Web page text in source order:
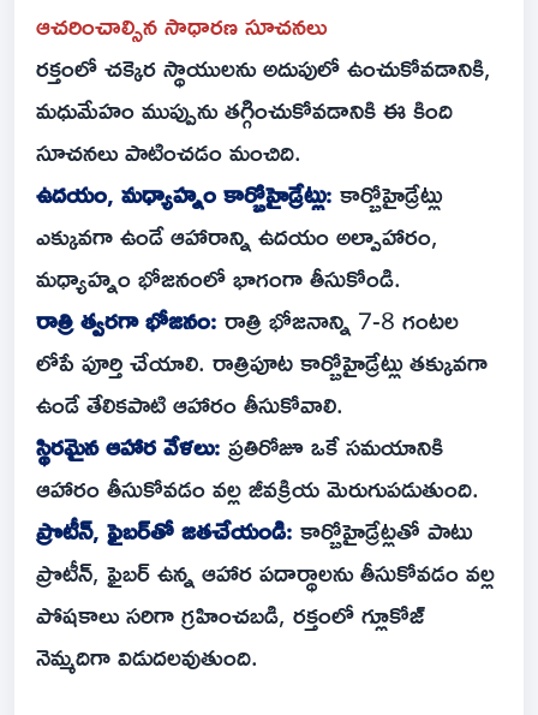
ఆచరించాల్సిన సాధారణ సూచనలు
రక్తంలో చక్కెర స్థాయులను అదుపులో ఉంచుకోవడానికి,
మధుమేహం ముప్పును తగ్గించుకోవడానికి ఈ కింది
సూచనలు పాటించడం మంచిది.
ఉదయం, మధ్యాహ్నం కార్బోహైడ్రేట్లు:కార్బోహైడ్రేట్లు
ఎక్కువగా ఉండే ఆహారాన్ని ఉదయం అల్పాహారం,
మధ్యాహ్నం భోజనంలో భాగంగా తీసుకోండి.
రాత్రి త్వరగా భోజనం:రాత్రి భోజనాన్ని 7-8 గంటల
లోపే పూర్తి చేయాలి. రాత్రిపూట కార్బోహైడ్రేట్లు తక్కువగా
ఉండే తేలికపాటి ఆహారం తీసుకోవాలి.
స్థిరమైన ఆహార వేళలు:ప్రతిరోజూ ఒకే సమయానికి
ఆహారం తీసుకోవడం వల్ల జీవక్రియ మెరుగుపడుతుంది.
ప్రొటీన్, ఫైబర్‌తో జతచేయండి:కార్బోహైడ్రేట్లతో పాటు
ప్రొటీన్, ఫైబర్ ఉన్న ఆహార పదార్థాలను తీసుకోవడం వల్ల
పోషకాలు సరిగా గ్రహించబడి, రక్తంలో గ్లూకోజ్
నెమ్మదిగా విడుదలవుతుంది.